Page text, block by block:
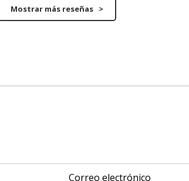
Mostrar más reseñas >
Correo electrónico